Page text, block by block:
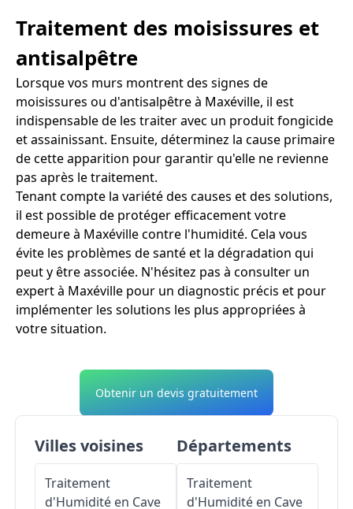
Traitement des moisissures et
antisalpêtre
Lorsque vos murs montrent des signes de
moisissures ou d'antisalpêtre à Maxéville, il est
indispensable de les traiter avec un produit fongicide
et assainissant. Ensuite, déterminez la cause primaire
de cette apparition pour garantir qu'elle ne revienne
pas après le traitement.
Tenant compte la variété des causes et des solutions,
il est possible de protéger efficacement votre
demeure à Maxéville contre l'humidité. Cela vous
évite les problèmes de santé et la dégradation qui
peut y être associée. N'hésitez pas à consulter un
expert à Maxéville pour un diagnostic précis et pour
implémenter les solutions les plus appropriées à
votre situation.
Obtenir un devis gratuitement
Villes voisines
Traitement
d'Humidité en Cave
Départements
Traitement
d'Humidité en Cave